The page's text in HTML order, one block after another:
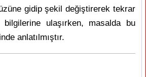
gidip şekil değiştirerek tekrar
bilgilerine ulaşırken, masalda bu
anlatılmıştır.